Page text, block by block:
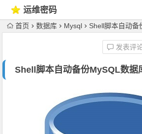
运维密码
首页 数据库 Mysql Shell脚本自动备
Shell脚本自动备份MySQL数据
发表评